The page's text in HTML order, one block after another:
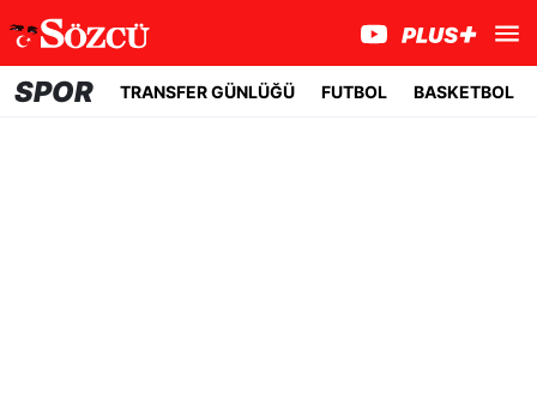
SPOR TRANSFER GÜNLÜĞÜ FUTBOL BASKETBOL